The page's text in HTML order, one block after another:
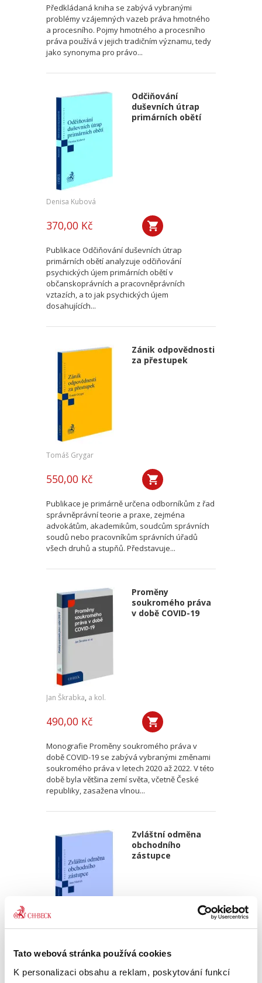
Tato webová stránka používá cookies
K personalizaci obsahu a reklam, poskytování funkcí
Předkládaná kniha se zabývá vybranými
problémy vzájemných vazeb práva hmotného
a procesního. Pojmy hmotného a procesního
práva používá v jejich tradičním významu, tedy
jako synonyma pro právo...
Odčiňování
duševních útrap
primárních obětí
Denisa Kubová
370,00 Kč
Publikace Odčiňování duševních útrap
primárních obětí analyzuje odčiňování
psychických újem primárních obětí v
občanskoprávních a pracovněprávních
vztazích, a to jak psychických újem
dosahujících...
Zánik odpovědnosti
za přestupek
Tomáš Grygar
550,00 Kč
Publikace je primárně určena odborníkům z řad
správněprávní teorie a praxe, zejména
advokátům, akademikům, soudcům správních
soudů nebo pracovníkům správních úřadů
všech druhů a stupňů. Představuje...
Proměny
soukromého práva
v době COVID-19
Jan Škrabka, a kol.
490,00 Kč
Monografie Proměny soukromého práva v
době COVID-19 se zabývá vybranými změnami
soukromého práva v letech 2020 až 2022. V této
době byla většina zemí světa, včetně České
republiky, zasažena vlnou...
Zvláštní odměna
obchodního
zástupce